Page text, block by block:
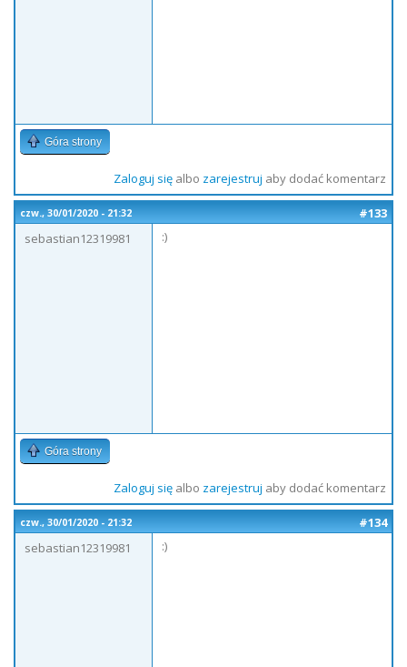
Góra strony
Zaloguj sięalbo zarejestruj aby dodać komentarz
czw., 30/01/2020 - 21:32
#133
sebastian12319981
:)
Góra strony
Zaloguj sięalbo zarejestruj aby dodać komentarz
czw., 30/01/2020 - 21:32
#134
sebastian12319981
:)